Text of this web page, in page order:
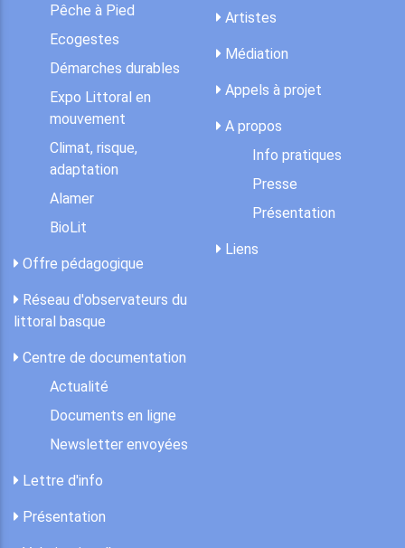
Pêche à Pied
Ecogestes
Démarches durables
Expo Littoral en
mouvement
Climat, risque,
adaptation
Alamer
BioLit
Offre pédagogique
Réseau d'observateurs du
littoral basque
Centre de documentation
Actualité
Documents en ligne
Newsletter envoyées
Lettre d'info
Présentation
Artistes
Médiation
Appels à projet
A propos
Info pratiques
Presse
Présentation
Liens